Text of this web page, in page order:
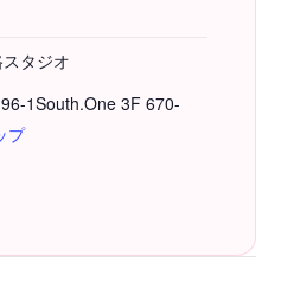
タジオ
1South.One 3F 670-
プ